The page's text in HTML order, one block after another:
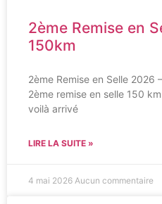
2ème Remise en
150km
2ème Remise en Selle 2026
2ème remise en selle 150
voilà arrivé
LIRE LA SUITE »
4 mai 2026 Aucun commentaire